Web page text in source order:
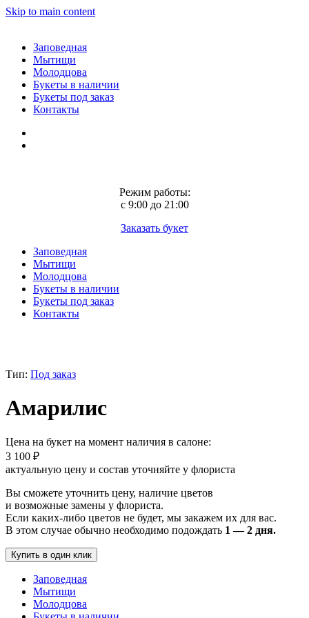
Skip to main content
Заповедная
Мытищи
Молодцова
Букеты в наличии
Букеты под заказ
Контакты
Режим работы:
с 9:00 до 21:00
Заказать букет
Заповедная
Мытищи
Молодцова
Букеты в наличии
Букеты под заказ
Контакты
Тип: Под заказ
Амарилис
Цена на букет на момент наличия в салоне:
3 100 ₽
актуальную цену и состав уточняйте у флориста
Вы сможете уточнить цену, наличие цветов
и возможные замены у флориста.
Если каких-либо цветов не будет, мы закажем их для вас.
В этом случае обычно необходимо подождать 1 — 2 дня.
Купить в один клик
Заповедная
Мытищи
Молодцова